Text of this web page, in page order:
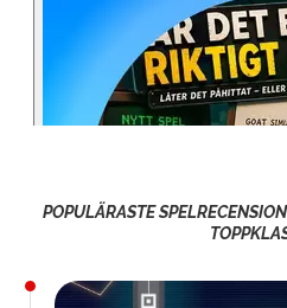
POPULÄRASTE